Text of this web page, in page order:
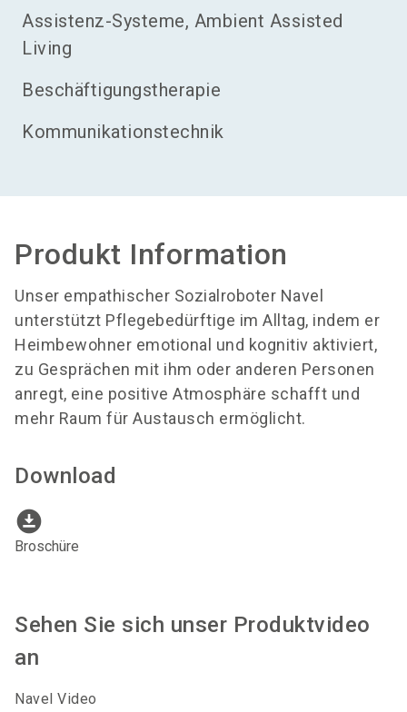
Assistenz-Systeme, Ambient Assisted
Living
Beschäftigungstherapie
Kommunikationstechnik
Produkt Information
Unser empathischer Sozialroboter Navel
unterstützt Pflegebedürftige im Alltag, indem er
Heimbewohner emotional und kognitiv aktiviert,
zu Gesprächen mit ihm oder anderen Personen
anregt, eine positive Atmosphäre schafft und
mehr Raum für Austausch ermöglicht.
Download
download_for_offline
Broschüre
Sehen Sie sich unser Produktvideo
an
Navel Video